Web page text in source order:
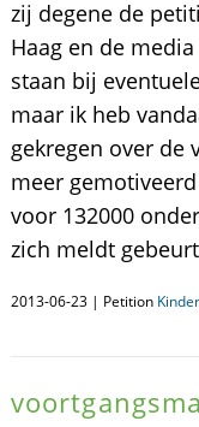
zij degene de
Haag en de
staan bij
maar ik heb
gekregen over de
meer
voor 132000
zich meldt
2013-06-23 | Petition